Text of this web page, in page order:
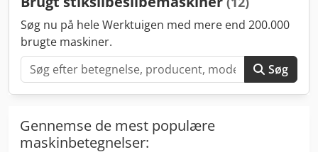
Søg nu på hele Werktuigen med mere end 200.000
brugte maskiner.
Søg
Gennemse de mest populære
maskinbetegnelser: